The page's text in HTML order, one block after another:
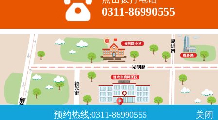
0311-86990555
预约热线:0311-86990555 关闭